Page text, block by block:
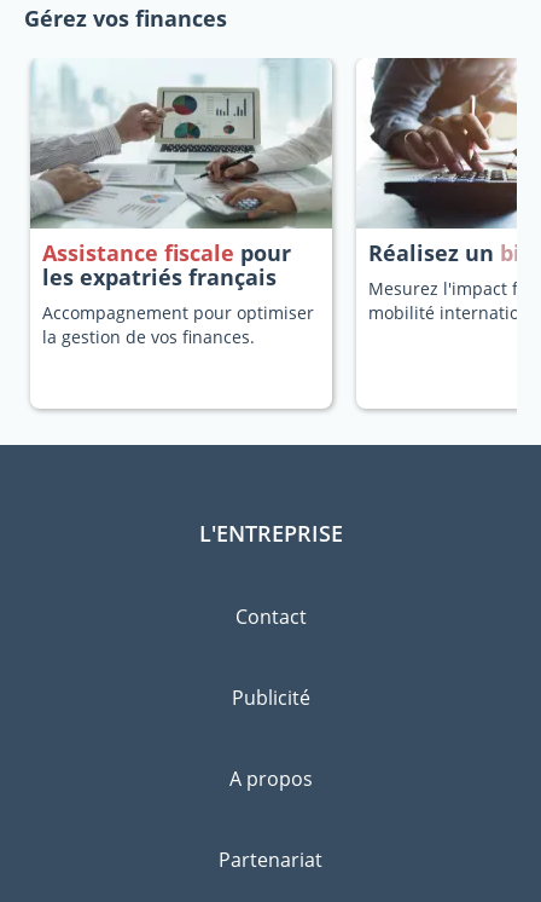
Gérez vos finances
Assistance fiscale pour
les expatriés français
Accompagnement pour optimiser
la gestion de vos finances.
Réalisez un
Mesurez l'impact
mobilité
L'ENTREPRISE
Contact
Publicité
A propos
Partenariat